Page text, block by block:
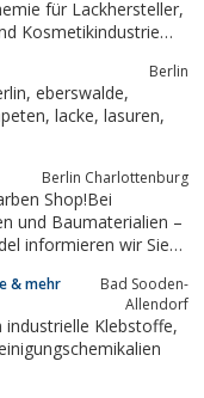
für Lackhersteller,
Berlin
Berlin Charlottenburg
Shop!Bei
und Baumaterialien –
informieren wir Sie
& mehr
Bad Sooden-
Allendorf
industrielle Klebstoffe,